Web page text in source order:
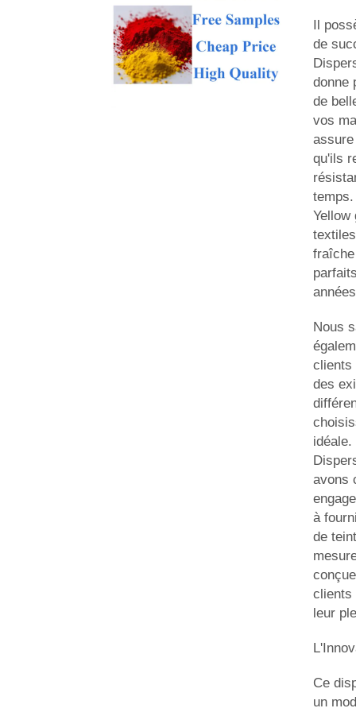
Il
de
donne
de
vos
qu'ils
Yellow
Nous
clients
des
avons
à
de
clients
leur
Ce
un